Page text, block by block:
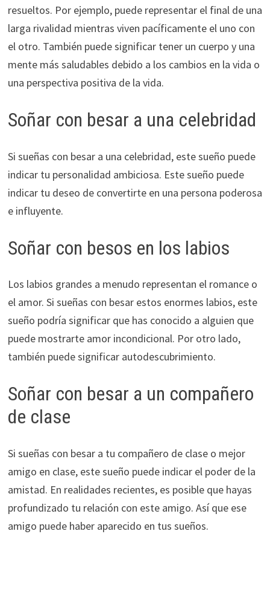
resueltos. Por ejemplo, puede representar el final de una
larga rivalidad mientras viven pacíficamente el uno con
el otro. También puede significar tener un cuerpo y una
mente más saludables debido a los cambios en la vida o
una perspectiva positiva de la vida.
Soñar con besar a una celebridad
Si sueñas con besar a una celebridad, este sueño puede
indicar tu personalidad ambiciosa. Este sueño puede
indicar tu deseo de convertirte en una persona poderosa
e influyente.
Soñar con besos en los labios
Los labios grandes a menudo representan el romance o
el amor. Si sueñas con besar estos enormes labios, este
sueño podría significar que has conocido a alguien que
puede mostrarte amor incondicional. Por otro lado,
también puede significar autodescubrimiento.
Soñar con besar a un compañero
de clase
Si sueñas con besar a tu compañero de clase o mejor
amigo en clase, este sueño puede indicar el poder de la
amistad. En realidades recientes, es posible que hayas
profundizado tu relación con este amigo. Así que ese
amigo puede haber aparecido en tus sueños.